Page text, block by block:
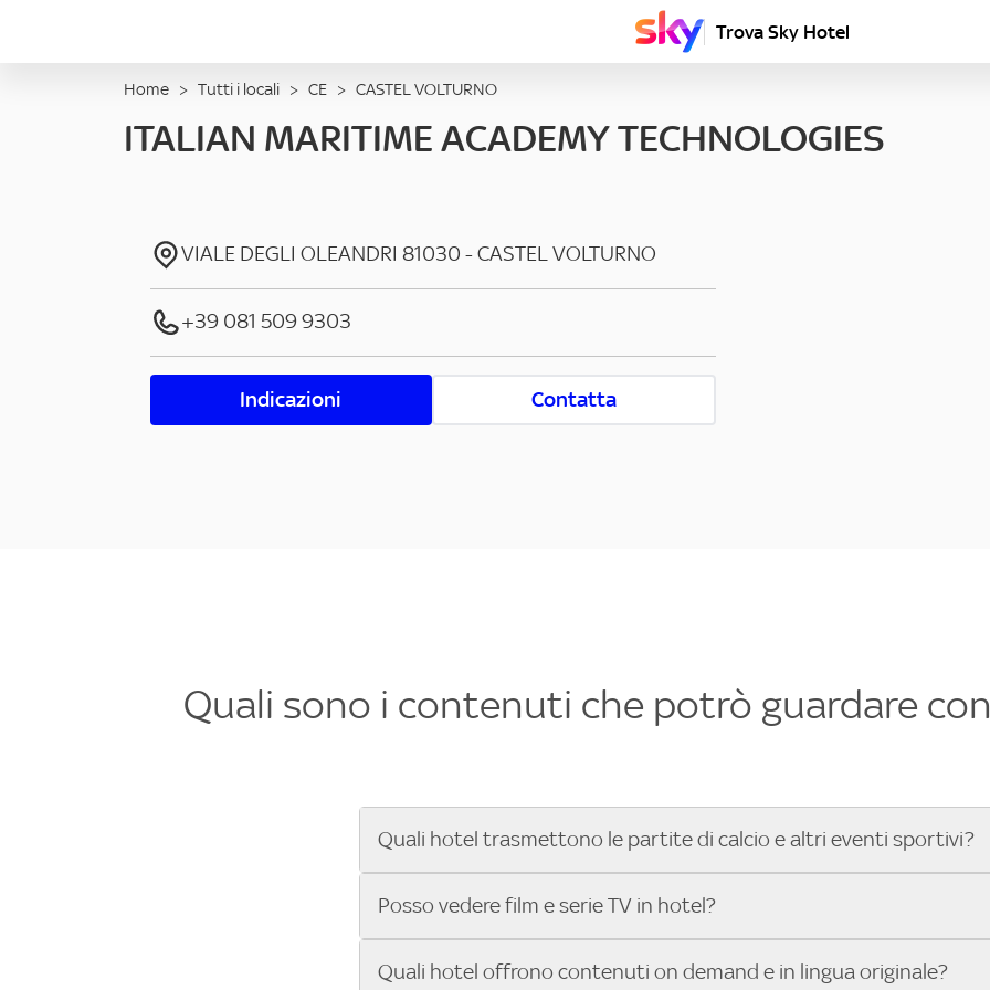
Trova Sky Hotel
Home > Tutti i locali > CE > CASTEL VOLTURNO
ITALIAN MARITIME ACADEMY TECHNOLOGIES
VIALE DEGLI OLEANDRI 81030 -CASTEL VOLTURNO
+39 081 509 9303
Indicazioni Contatta
Quali sono i contenuti che potrò guardare
Quali hotel trasmettono le partite di calcio e altri eventi sportivi?
Se cerchi un hotel dove poter vedere le partite di Serie A, UEFA Champions
che trasmette gli eventi sportivi.
Posso vedere film e serie TV in hotel?
Sì, gli hotel che hanno Sky in camera offrono una vasta selezione di film
Quali hotel offrono contenuti on demand e in lingua originale?